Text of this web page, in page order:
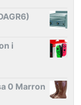
i
0 Marron